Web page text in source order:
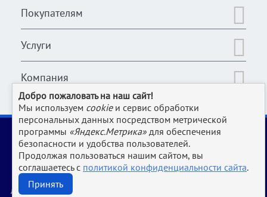
Покупателям
Услуги
Компания
2006-2026 © Оборудование для магазина, супермаркета,
кафе, бара, ресторана, столовой, прачки и клининга и пр.
производств | www.Uliss-Trade.ru
Обращаем ваше внимание на то, что данный интернет-сайт носит исключительно
информационный характер и ни при каких условиях не является публичной офертой,
Для получения подробной информации о характеристиках, стоимости и наличии оборудования,
Добро пожаловать на наш сайт!
Мы используем cookieи сервис обработки
персональных данных посредством метрической
программы «Яндекс.Метрика» для обеспечения
безопасности и удобства пользователей.
Продолжая пользоваться нашим сайтом, вы
соглашаетесь с политикой конфиденциальности сайта.
Принять